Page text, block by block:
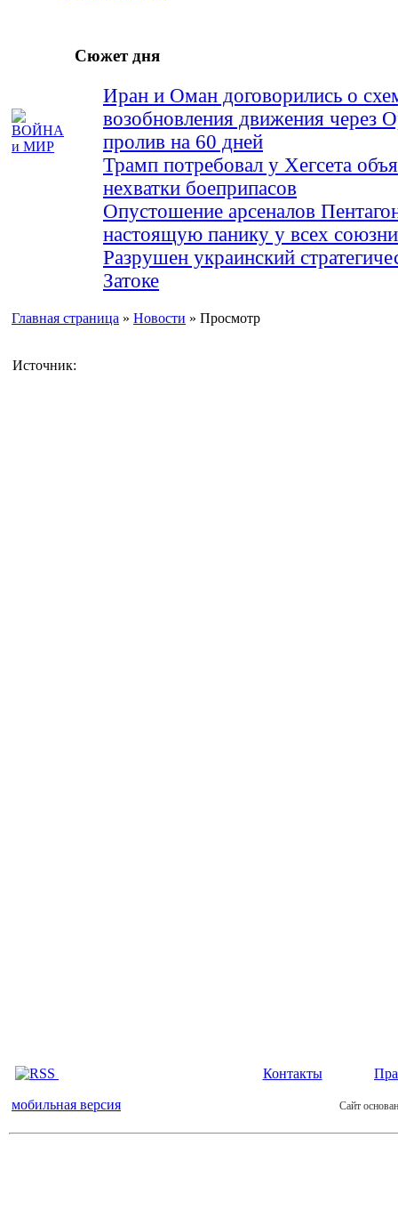
Сюжет дня
Иран и Оман договорились о
возобновления движения через
пролив на 60 дней
Трамп потребовал у Хегсета
нехватки боеприпасов
Опустошение арсеналов
настоящую панику у всех
Разрушен украинский
Затоке
Главная страница » Новости » Просмотр
Источник:
Контакты
мобильная версия Сайт